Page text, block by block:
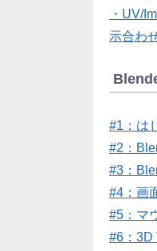
・UV/
示合わ
#1：は
#2：
#3：
#4：画
#5：マ
#6：3D